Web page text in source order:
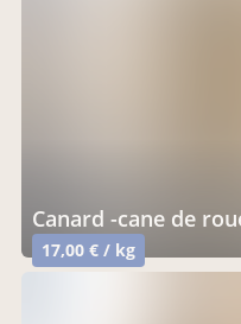
canard -cane de
17,00 € / kg